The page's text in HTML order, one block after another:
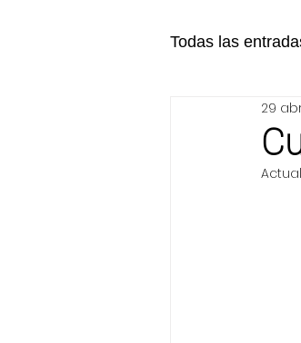
Todas las
Navidad29